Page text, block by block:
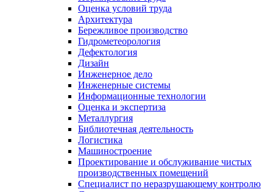
Оценка условий труда
Архитектура
Бережливое производство
Гидрометеорология
Дефектология
Дизайн
Инженерное дело
Инженерные системы
Информационные технологии
Оценка и экспертиза
Металлургия
Библиотечная деятельность
Логистика
Машиностроение
Проектирование и обслуживание чистых
производственных помещений
Специалист по неразрушающему контролю